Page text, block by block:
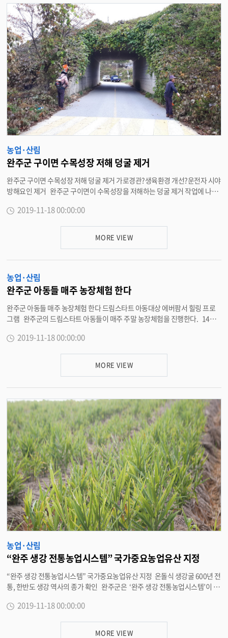
71개소에 1억7000만원의 사업비를 지원했으며, 급식종사원 인건비와 부식비
등으로 활용되고 있다. 박성일 완주군수는 “바쁜 영농철 공동급식을 통해 농
업인의 식사부담을 덜고, 안전하고 신선한 우리 농산물로 농민의 건강증진에
도 기여할 수 있도록 사업추진에 만전을 기하겠다”고 밝혔다. <담당부서 농업
축산과 290-3216>
농업·산림
완주군 구이면 수목성장 저해 덩굴 제거
완주군 구이면 수목성장 저해 덩굴 제거 가로경관?생육환경 개선?운전자 시야
방해요인 제거 완주군 구이면이 수목성장을 저해하는 덩굴 제거 작업에 나섰
도로변 산림 경관을 훼손시키는 덩굴 제거 및 가지치기 작업을 추진한다고 밝
고사목 가지치기가 이뤄질 예정으로 가로경관 개선 및 수목의 생육환경 개선,
2019-11-18 00:00:00
MORE VIEW
농업·산림
완주군 아동들 매주 농장체험 한다
완주군 아동들 매주 농장체험 한다 드림스타트 아동대상 에버팜서 힐링 프로
그램 완주군의 드림스타트 아동들이 매주 주말 농장체험을 진행한다. 14일
협동조합(완주군 화산면 소재)에서 ‘오.오.오. 팜 힐링!’ 프로그램을 진행한다
화시키고, 정서적 치유를 할 수 있도록 하는 것으로 에버팜이 후원한다. 아동
필요하다”며 “아동들에게 채소에 대한 거부감을 줄이고 또래 아동들과 즐거운
시간을 보내며 관계개선에 도움이 되길 바란다”고 말했다. 한편, 에버팜 협동
조합은 채소 정원을 매개로 지역사회를 위한 건전한 발전에 기여하고자 설립
된 곳으로 치유 농장, 사회적 농업 등과 관련한 활동을 하고 있다. <담당부서
교육아동복지과 290-2315>
2019-11-18 00:00:00
MORE VIEW
농업·산림
“완주 생강 전통농업시스템” 국가중요농업유산 지정
“완주 생강 전통농업시스템” 국가중요농업유산 지정 온돌식 생강굴 600년 전
통, 한반도 생강 역사의 종가 확인 완주군은 ‘완주 생강 전통농업시스템’이 농
다. 지정된 국가중요농업유산은 지난 6월 농림축산식품부로 신청한 이후 4개
업유산 지정 제도는 농업자원 중에서 보전 가치가 있는 농업유산을 국가가 지
2019-11-18 00:00:00
MORE VIEW